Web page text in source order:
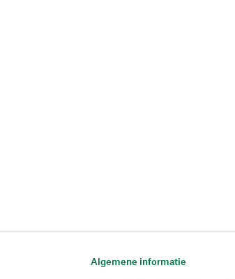
Algemene informatie